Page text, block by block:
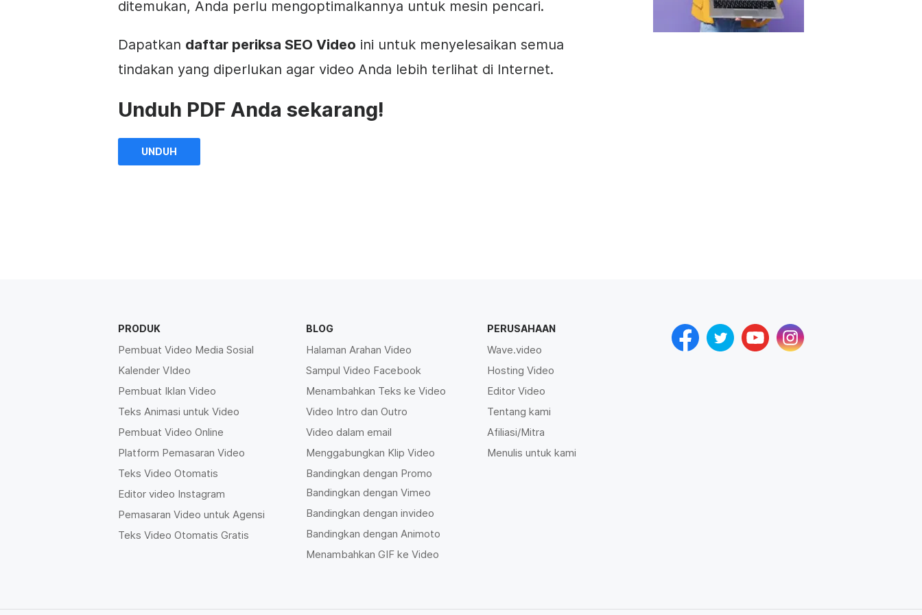
ditemukan, Anda perlu mengoptimalkannya untuk mesin pencari.
Dapatkan daftar periksa SEO Video ini untuk menyelesaikan semua
tindakan yang diperlukan agar video Anda lebih terlihat di Internet.
Unduh PDF Anda sekarang!
UNDUH
PRODUK
Pembuat Video Media Sosial
Kalender VIdeo
Pembuat Iklan Video
Teks Animasi untuk Video
Pembuat Video Online
Platform Pemasaran Video
Teks Video Otomatis
Editor video Instagram
Pemasaran Video untuk Agensi
Teks Video Otomatis Gratis
BLOG
Halaman Arahan Video
Sampul Video Facebook
Menambahkan Teks ke Video
Video Intro dan Outro
Video dalam email
Menggabungkan Klip Video
Bandingkan dengan Promo
Bandingkan dengan Vimeo
Bandingkan dengan invideo
Bandingkan dengan Animoto
Menambahkan GIF ke Video
PERUSAHAAN
Wave.video
Hosting Video
Editor Video
Tentang kami
Afiliasi/Mitra
Menulis untuk kami